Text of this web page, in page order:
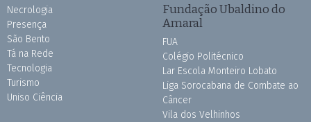
Necrologia
Presença
São Bento
Tá na Rede
Tecnologia
Turismo
Uniso Ciência
Fundação Ubaldino do
Amaral
FUA
Colégio Politécnico
Lar Escola Monteiro Lobato
Liga Sorocabana de Combate ao
Câncer
Vila dos Velhinhos